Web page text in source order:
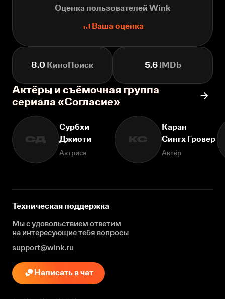
Оценка пользователей Wink
Ваша оценка
8.0 КиноПоиск 5.6IMDb
Актёры и съёмочная группа
сериала «Согласие»
СД
Сурбхи
Джиоти
Актриса
КС
Каран
Сингх Гровер
Актёр
Техническая поддержка
Мы с удовольствием ответим
на интересующиетебя вопросы
support@wink.ru
Написать в чат